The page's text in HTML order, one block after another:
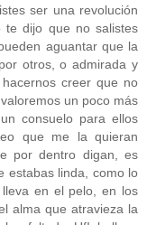
ser una revolución
te dijo que no salistes
aguantar que la
otros, o admirada y
creer que no
un poco más
consuelo para ellos
que me la quieran
por dentro digan, es
estabas linda, como lo
en el pelo, en los
alma que atravieza la